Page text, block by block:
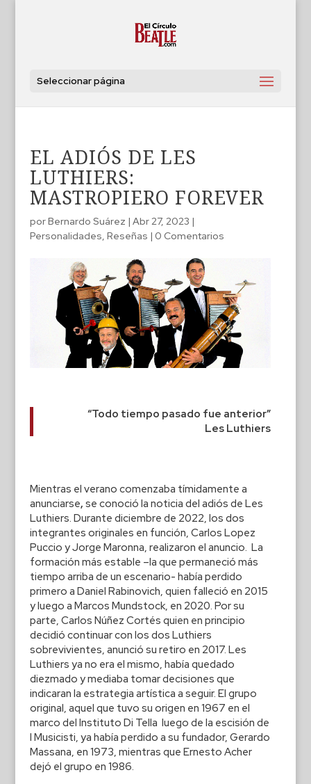
Seleccionar página
EL ADIÓS DE LES
LUTHIERS:
MASTROPIERO FOREVER
porBernardo Suárez | Abr 27, 2023 |
Personalidades, Reseñas | 0 Comentarios
“Todo tiempo pasado fue anterior”
Les Luthiers
Mientras el verano comenzaba tímidamente a
anunciarse, se conoció la noticia del adiós de Les
Luthiers. Durante diciembre de 2022, los dos
integrantes originales en función, Carlos Lopez
Puccio y Jorge Maronna, realizaron el anuncio. La
formación más estable –la que permaneció más
tiempo arriba de un escenario- había perdido
primero a Daniel Rabinovich, quien falleció en 2015
y luego a Marcos Mundstock, en 2020. Por su
parte, Carlos Núñez Cortés quien en principio
decidió continuar con los dos Luthiers
sobrevivientes, anunció su retiro en 2017. Les
Luthiers ya no era el mismo, había quedado
diezmado y mediaba tomar decisiones que
indicaran la estrategia artística a seguir. El grupo
original, aquel que tuvo su origen en 1967 en el
marco del Instituto Di Tella luego de la escisión de
I Musicisti, ya había perdido a su fundador, Gerardo
Massana, en 1973, mientras que Ernesto Acher
dejó el grupo en 1986.